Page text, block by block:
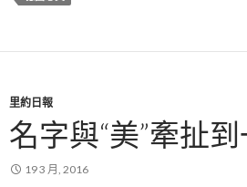
里約日報
名字與“美”牽扯
19 3 月, 2016